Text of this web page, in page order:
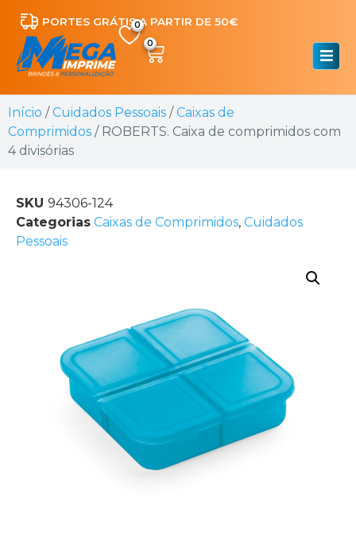
PORTES GRÁTIS A PARTIR DE 50€
0
Início /Cuidados Pessoais /Caixas de
Comprimidos / ROBERTS. Caixa de comprimidos com
4 divisórias
SKU 94306-124
Categorias Caixas de Comprimidos, Cuidados
Pessoais